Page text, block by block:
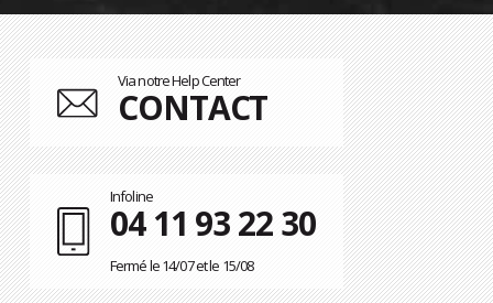
Via notre Help Center
CONTACT
Infoline
04 11 93 22 30
Fermé le 14/07 et le 15/08